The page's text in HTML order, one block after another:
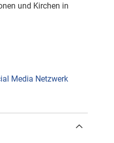
und Kirchen in
Media Netzwerk